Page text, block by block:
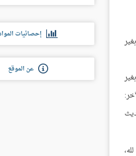
إحصائيات
عن الموقع